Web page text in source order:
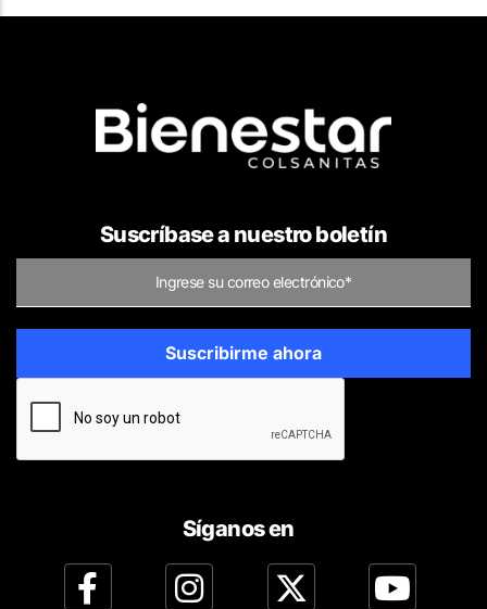
Suscríbase a nuestro boletín
Síganos en